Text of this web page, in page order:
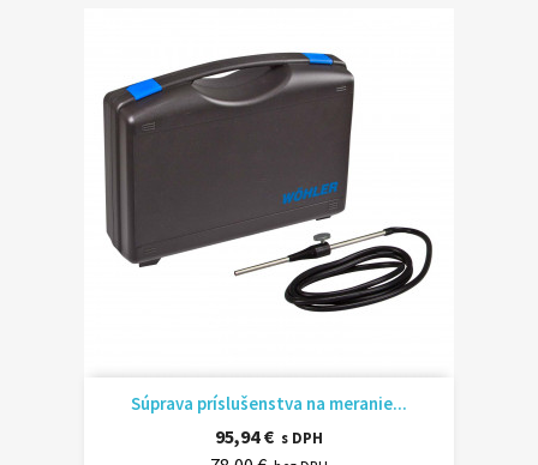
Súprava príslušenstva na meranie...
95,94 € s DPH